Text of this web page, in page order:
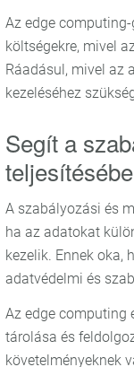
Az edge
költségekre, mivel
Ráadásul, mivel az
kezeléséhez
Segít a
A szabályozási és
ha az adatokat
kezelik. Ennek oka,
adatvédelmi és
Az edge computing
tárolása és
követelményeknek